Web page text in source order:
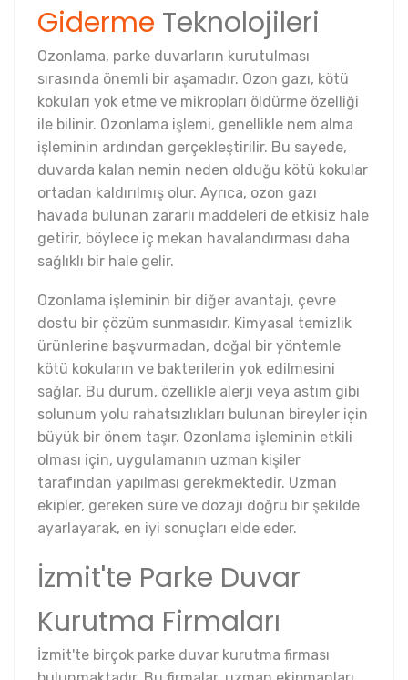
Giderme Teknolojileri
Ozonlama, parke duvarların kurutulması
sırasında önemli bir aşamadır. Ozon gazı, kötü
kokuları yok etme ve mikropları öldürme özelliği
ile bilinir. Ozonlama işlemi, genellikle nem alma
işleminin ardından gerçekleştirilir. Bu sayede,
duvarda kalan nemin neden olduğu kötü kokular
ortadan kaldırılmış olur. Ayrıca, ozon gazı
havada bulunan zararlı maddeleri de etkisiz hale
getirir, böylece iç mekan havalandırması daha
sağlıklı bir hale gelir.
Ozonlama işleminin bir diğer avantajı, çevre
dostu bir çözüm sunmasıdır. Kimyasal temizlik
ürünlerine başvurmadan, doğal bir yöntemle
kötü kokuların ve bakterilerin yok edilmesini
sağlar. Bu durum, özellikle alerji veya astım gibi
solunum yolu rahatsızlıkları bulunan bireyler için
büyük bir önem taşır. Ozonlama işleminin etkili
olması için, uygulamanın uzman kişiler
tarafından yapılması gerekmektedir. Uzman
ekipler, gereken süre ve dozajı doğru bir şekilde
ayarlayarak, en iyi sonuçları elde eder.
İzmit'te Parke Duvar
Kurutma Firmaları
İzmit'te birçok parke duvar kurutma firması